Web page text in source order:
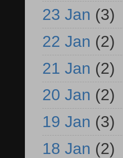
23 Jan (3)
22 Jan (2)
21 Jan (2)
20 Jan (2)
19 Jan (3)
18 Jan (2)